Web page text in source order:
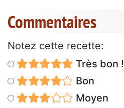
Commentaires
Notez cette recette:
Très bon !
Bon
Moyen